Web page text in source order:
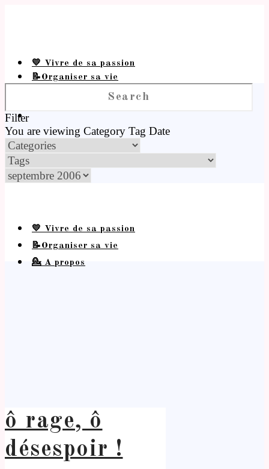
💛 Vivre de sa passion
📝Organiser sa vie
Filter
You are viewing Category Tag Date
💛 Vivre de sa passion
📝Organiser sa vie
💁 A propos
ô rage, ô
désespoir !